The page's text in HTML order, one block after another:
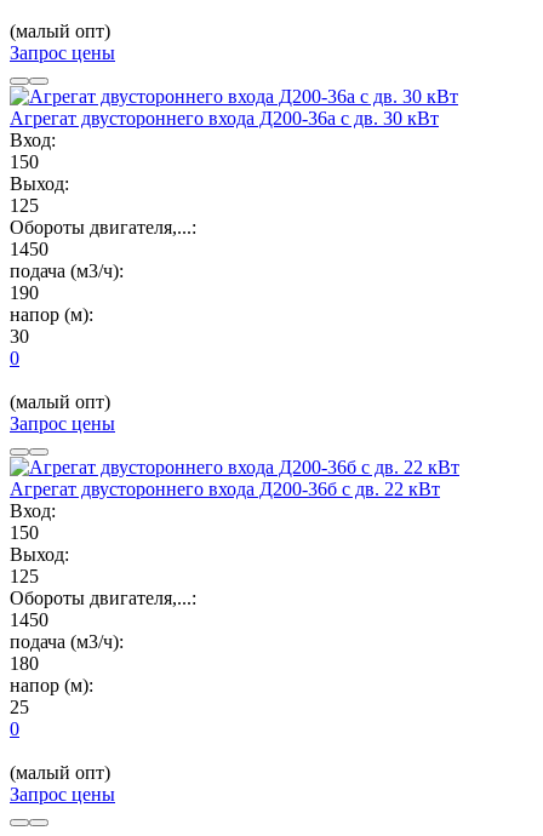
(малый опт)
Запрос цены
Агрегат двустороннего входа Д200-36а с дв. 30 кВт
Вход:
150
Выход:
125
Обороты двигателя,...:
1450
подача (м3/ч):
190
напор (м):
30
0
(малый опт)
Запрос цены
Агрегат двустороннего входа Д200-36б с дв. 22 кВт
Вход:
150
Выход:
125
Обороты двигателя,...:
1450
подача (м3/ч):
180
напор (м):
25
0
(малый опт)
Запрос цены